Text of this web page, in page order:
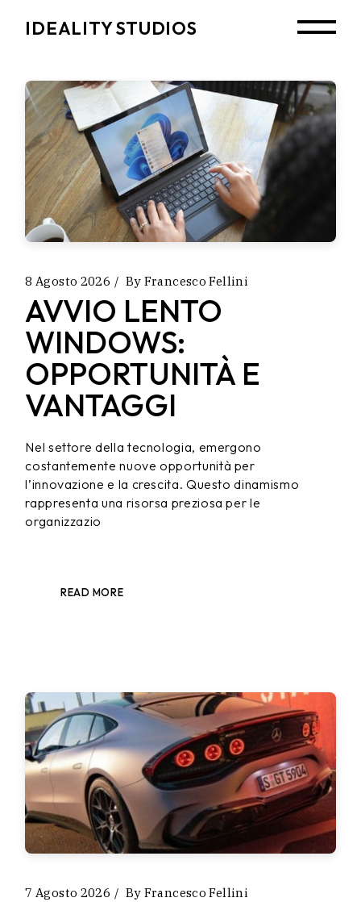
IDEALITY STUDIOS
8 Agosto 2026 By Francesco Fellini
AVVIO LENTO
WINDOWS:
OPPORTUNITÀ E
VANTAGGI
Nel settore della tecnologia, emergono
costantemente nuove opportunità per
l’innovazione e la crescita. Questo dinamismo
rappresenta una risorsa preziosa per le
organizzazio
READ MORE
7 Agosto 2026 By Francesco Fellini